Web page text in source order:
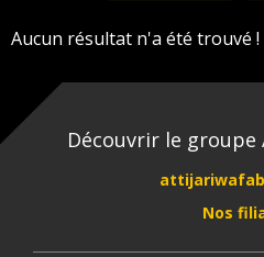
Aucun résultat n'a été trouvé !
Découvrir le
Nos